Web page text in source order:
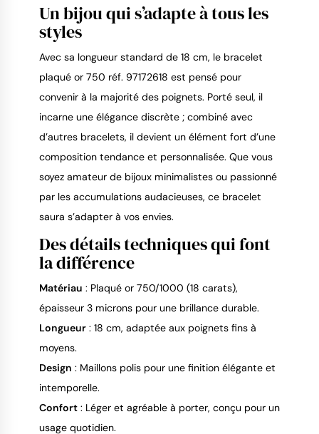
Un bijou qui s’adapte à tous les
styles
Avec sa longueur standard de 18 cm, le bracelet
plaqué or 750 réf. 97172618 est pensé pour
convenir à la majorité des poignets. Porté seul, il
incarne une élégance discrète ; combiné avec
d’autres bracelets, il devient un élément fort d’une
composition tendance et personnalisée. Que vous
soyez amateur de bijoux minimalistes ou passionné
par les accumulations audacieuses, ce bracelet
saura s’adapter à vos envies.
Des détails techniques qui font
la différence
Matériau : Plaqué or 750/1000 (18 carats),
épaisseur 3 microns pour une brillance durable.
Longueur : 18 cm, adaptée aux poignets fins à
moyens.
Design : Maillons polis pour une finition élégante et
intemporelle.
Confort : Léger et agréable à porter, conçu pour un
usage quotidien.